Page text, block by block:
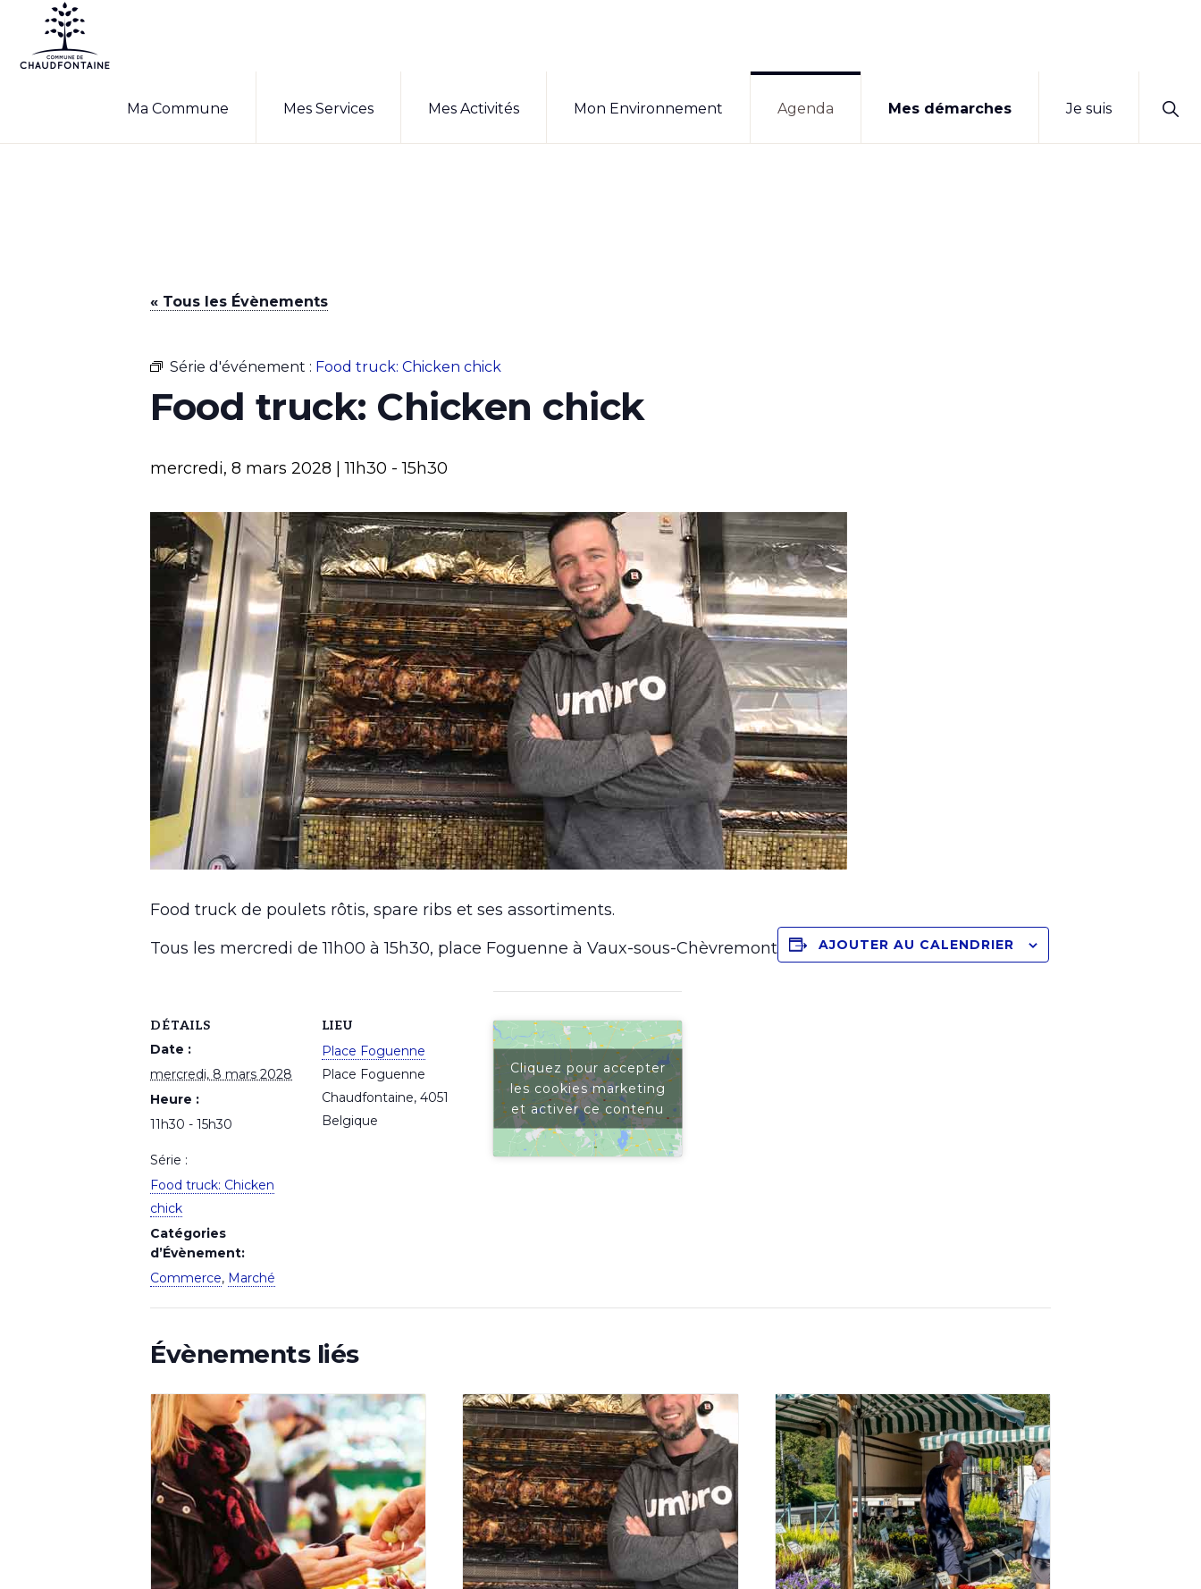
Passer
Passer
contenu
CHAUDFONTAINE
de
Ma Commune Mes Services Mes Activités Mon Environnement Agenda Mes démarches Je suis
« Tous les Évènements
Série d'événement : Food truck: Chicken chick
Food truck: Chicken chick
mercredi, 8 mars 2028 | 11h30 -15h30
Food truck de poulets rôtis, spare ribs et ses assortiments.
Tous les mercredi de 11h00 à 15h30, place Foguenne à Vaux-sous-Chèvremont
AJOUTER AU CALENDRIER
DÉTAILS
Date :
mercredi, 8 mars 2028
Heure :
11h30 - 15h30
Série :
Food truck: Chicken
chick
Catégories
d’Évènement:
Commerce, Marché
LIEU
Place Foguenne
Place Foguenne
Chaudfontaine, 4051
Belgique
Cliquez pour accepter
les cookies marketing
et activer ce contenu
Évènements liés